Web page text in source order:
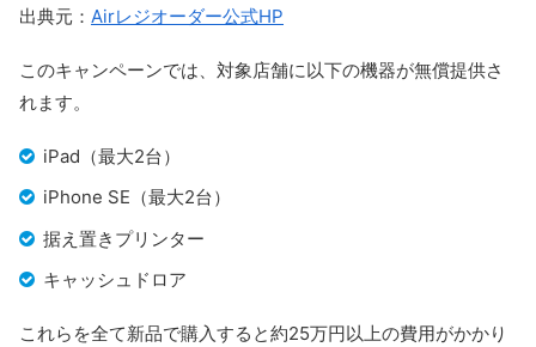
出典元： Airレジオーダー公式HP
このキャンペーンでは、対象店舗に以下の機器が無償提供さ
れます。
iPad（最大2台）
iPhone SE（最大2台）
据え置きプリンター
キャッシュドロア
これらを全て新品で購入すると約25万円以上の費用がかかり